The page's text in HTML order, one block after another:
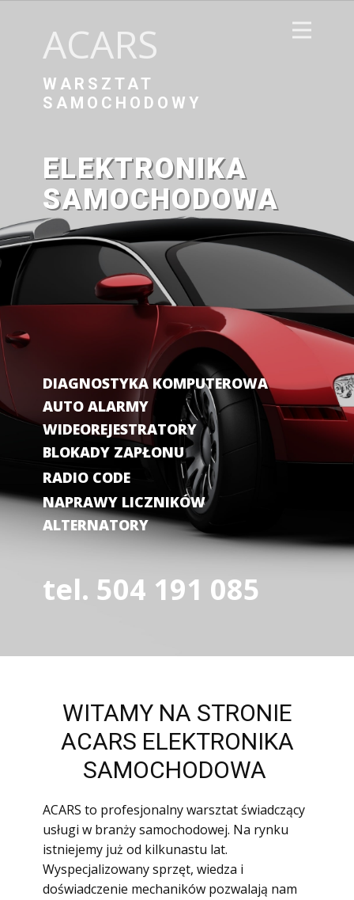
ACARS
WARSZTAT
SAMOCHODOWY
ELEKTRONIKA
SAMOCHODOWA
DIAGNOSTYKA KOMPUTEROWA
AUTO ALARMY
WIDEOREJESTRATORY
BLOKADY ZAPŁONU
RADIO CODE
NAPRAWY LICZNIKÓW
ALTERNATORY
tel. 504 191 085
WITAMY NA STRONIE
ACARS ELEKTRONIKA
SAMOCHODOWA
ACARS to profesjonalny warsztat świadczący
usługi w branży samochodowej. Na rynku
istniejemy już od kilkunastu lat.
Wyspecjalizowany sprzęt, wiedza i
doświadczenie mechaników pozwalają nam